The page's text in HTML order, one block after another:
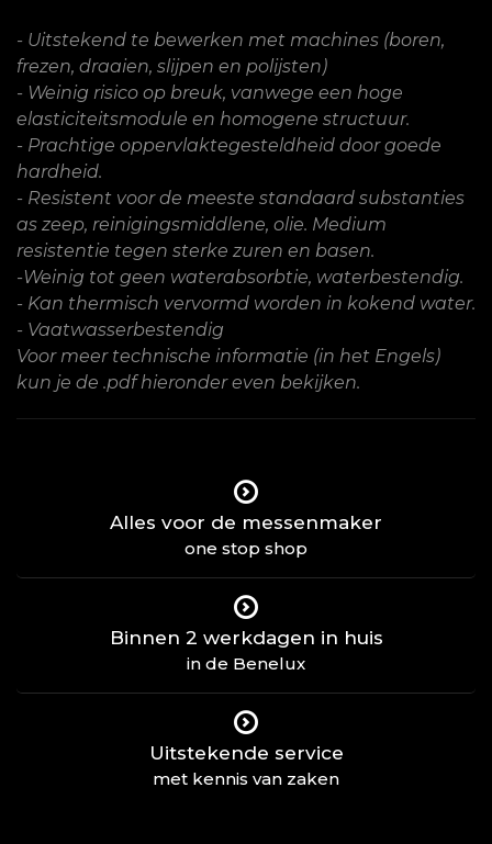
- Uitstekend te bewerken met machines (boren,
frezen, draaien, slijpen en polijsten)
- Weinig risico op breuk, vanwege een hoge
elasticiteitsmodule en homogene structuur.
- Prachtige oppervlaktegesteldheid door goede
hardheid.
- Resistent voor de meeste standaard substanties
as zeep, reinigingsmiddlene, olie. Medium
resistentie tegen sterke zuren en basen.
-Weinig tot geen waterabsorbtie, waterbestendig.
- Kan thermisch vervormd worden in kokend water.
- Vaatwasserbestendig
Voor meer technische informatie (in het Engels)
kun je de .pdf hieronder even bekijken.
Alles voor de messenmaker
one stop shop
Binnen 2 werkdagen in huis
in de Benelux
Uitstekende service
met kennis van zaken